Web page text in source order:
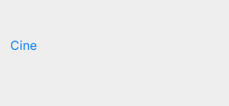
Cine